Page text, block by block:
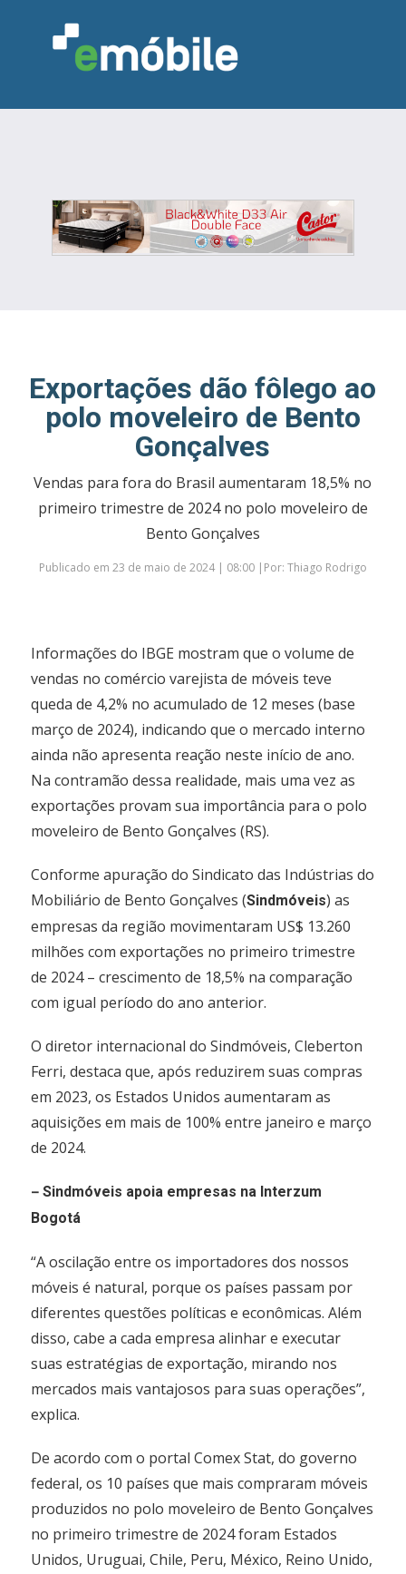
INDÚSTRIA MARCENARIA
DESIGN & DECORAÇÃO
INDICADORES
FEIRAS NOTÍCIAS
Exportações dão fôlego ao
polo moveleiro de Bento
Gonçalves
Vendas para fora do Brasil aumentaram 18,5% no
primeiro trimestre de 2024 no polo moveleiro de
Bento Gonçalves
Publicado em 23 de maio de 2024 | 08:00 |Por: Thiago Rodrigo
Informações do IBGE mostram que o volume de
vendas no comércio varejista de móveis teve
queda de 4,2% no acumulado de 12 meses (base
março de 2024), indicando que o mercado interno
ainda não apresenta reação neste início de ano.
Na contramão dessa realidade, mais uma vez as
exportações provam sua importância para o polo
moveleiro de Bento Gonçalves (RS).
Conforme apuração do Sindicato das Indústrias do
Mobiliário de Bento Gonçalves (Sindmóveis) as
empresas da região movimentaram US$ 13.260
milhões com exportações no primeiro trimestre
de 2024 – crescimento de 18,5% na comparação
com igual período do ano anterior.
O diretor internacional do Sindmóveis, Cleberton
Ferri, destaca que, após reduzirem suas compras
em 2023, os Estados Unidos aumentaram as
aquisições em mais de 100% entre janeiro e março
de 2024.
–Sindmóveis apoia empresas na Interzum
Bogotá
“A oscilação entre os importadores dos nossos
móveis é natural, porque os países passam por
diferentes questões políticas e econômicas. Além
disso, cabe a cada empresa alinhar e executar
suas estratégias de exportação, mirando nos
mercados mais vantajosos para suas operações”,
explica.
De acordo com o portal Comex Stat, do governo
federal, os 10 países que mais compraram móveis
produzidos no polo moveleiro de Bento Gonçalves
no primeiro trimestre de 2024 foram Estados
Unidos, Uruguai, Chile, Peru, México, Reino Unido,